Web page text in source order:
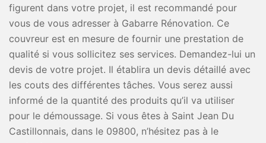
figurent dans votre projet, il est recommandé pour
vous de vous adresser à Gabarre Rénovation. Ce
couvreur est en mesure de fournir une prestation de
qualité si vous sollicitez ses services. Demandez-lui un
devis de votre projet. Il établira un devis détaillé avec
les couts des différentes tâches. Vous serez aussi
informé de la quantité des produits qu’il va utiliser
pour le démoussage. Si vous êtes à Saint Jean Du
Castillonnais, dans le 09800, n’hésitez pas à le